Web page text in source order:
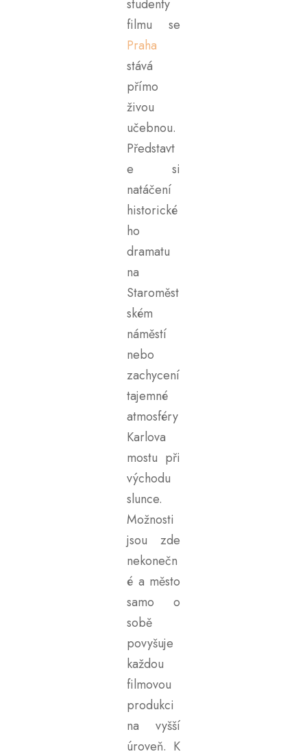
studenty
filmu se
Praha
stává
přímo
živou
učebnou.
Představt
e si
natáčení
historické
ho
dramatu
na
Staroměst
ském
náměstí
nebo
zachycení
tajemné
atmosféry
Karlova
mostu při
východu
slunce.
Možnosti
jsou zde
nekonečn
é a město
samo o
sobě
povyšuje
každou
filmovou
produkci
na vyšší
úroveň. K